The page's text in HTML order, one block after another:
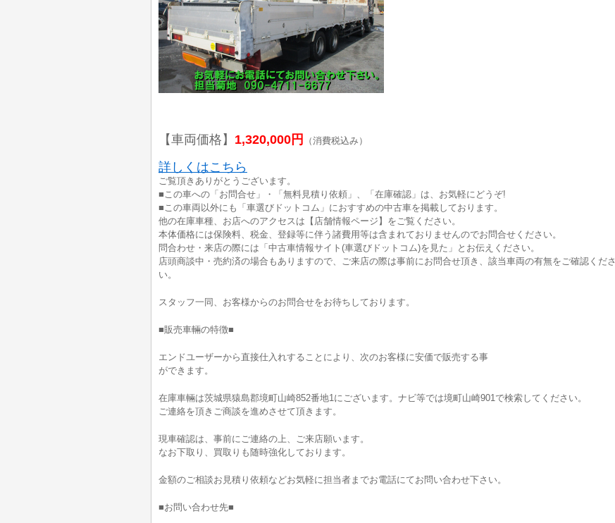
【車両価格】 1,320,000円 （消費税込み）
詳しくはこちら
ご覧頂きありがとうございます。
■この車への「お問合せ」・「無料見積り依頼」、「在庫確認」は、お気軽にどうぞ!
■この車両以外にも「車選びドットコム」におすすめの中古車を掲載しております。
他の在庫車種、お店へのアクセスは【店舗情報ページ】をご覧ください。
本体価格には保険料、税金、登録等に伴う諸費用等は含まれておりませんのでお問合せください。
問合わせ・来店の際には「中古車情報サイト(車選びドットコム)を見た」とお伝えください。
店頭商談中・売約済の場合もありますので、ご来店の際は事前にお問合せ頂き、該当車両の有無をご確認くださ
い。
スタッフ一同、お客様からのお問合せをお待ちしております。
■販売車輛の特徴■
エンドユーザーから直接仕入れすることにより、次のお客様に安価で販売する事
ができます。
在庫車輛は茨城県猿島郡境町山崎852番地1にございます。ナビ等では境町山崎901で検索してください。
ご連絡を頂きご商談を進めさせて頂きます。
現車確認は、事前にご連絡の上、ご来店願います。
なお下取り、買取りも随時強化しております。
金額のご相談お見積り依頼などお気軽に担当者までお電話にてお問い合わせ下さい。
■お問い合わせ先■